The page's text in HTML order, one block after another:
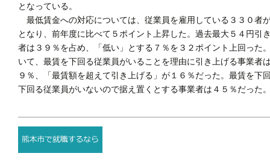
となっている。
最低賃金への対応については、従業員を雇用している３３０者
となり、前年度に比べて５ポイント上昇した。過去最大５４円
者は３９％を占め、「低い」とする７％を３２ポイント上回っ
いて、最賃を下回る従業員がいることを理由に引き上げる事業
９％、「最賃額を超えて引き上げる」が１６％だった。最賃を
下回る従業員がいないので据え置くとする事業者は４５％だった